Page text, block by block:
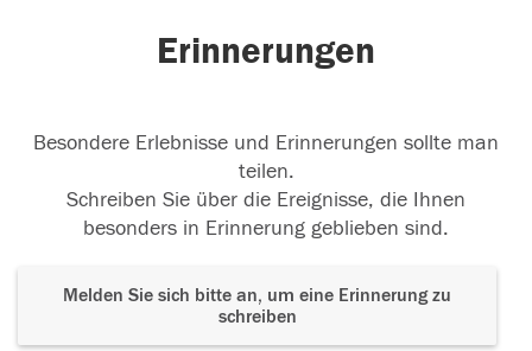
Erinnerungen
Besondere Erlebnisse und Erinnerungen sollte man
teilen.
Schreiben Sie über die Ereignisse, die Ihnen
besonders in Erinnerung geblieben sind.
Melden Sie sich bitte an, um eine Erinnerung zu
schreiben